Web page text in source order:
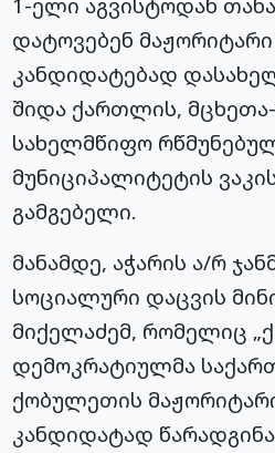
დატოვებენ
კანდიდატებად
შიდა ქართლის,
სახელმწიფო
მუნიციპალიტეტის
გამგებელი.
მანამდე, აჭარის ა/რ
სოციალური დაცვის
მიქელაძემ, რომელიც
დემოკრატიულმა
ქობულეთის
კანდიდატად